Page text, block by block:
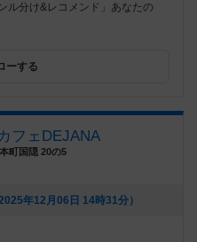
ル分け&レコメンド」あなたの
ーする
フェDEJANA
町国隠 20の5
年12月06日 14時31分）